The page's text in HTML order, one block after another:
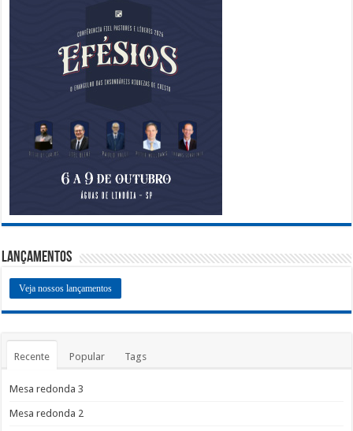
Lançamentos
Veja nossos lançamentos
Recente Popular Tags
Mesa redonda 3
Mesa redonda 2